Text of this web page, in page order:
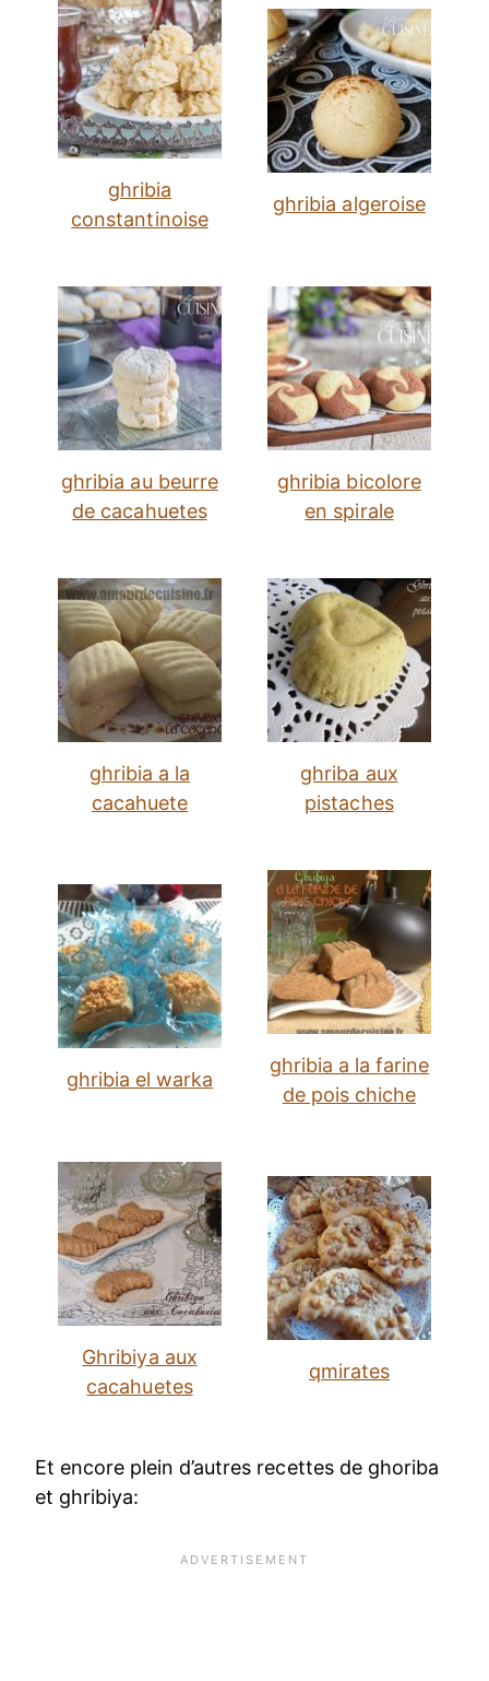
ghribia
constantinoise
ghribia algeroise
ghribia au beurre
de cacahuetes
ghribia bicolore
en spirale
ghribia a la
cacahuete
ghriba aux
pistaches
ghribia el warka
ghribia a la farine
de pois chiche
Ghribiya aux
cacahuetes
qmirates
Et encore plein d’autres recettes de ghoriba
et ghribiya: